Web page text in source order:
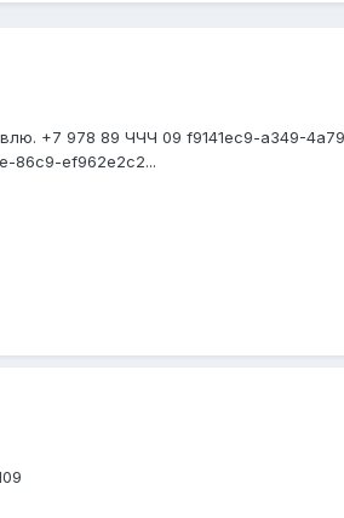
+7 978 89 ЧЧЧ 09 f9141ec9-a349-
86c9-ef962e2c2...